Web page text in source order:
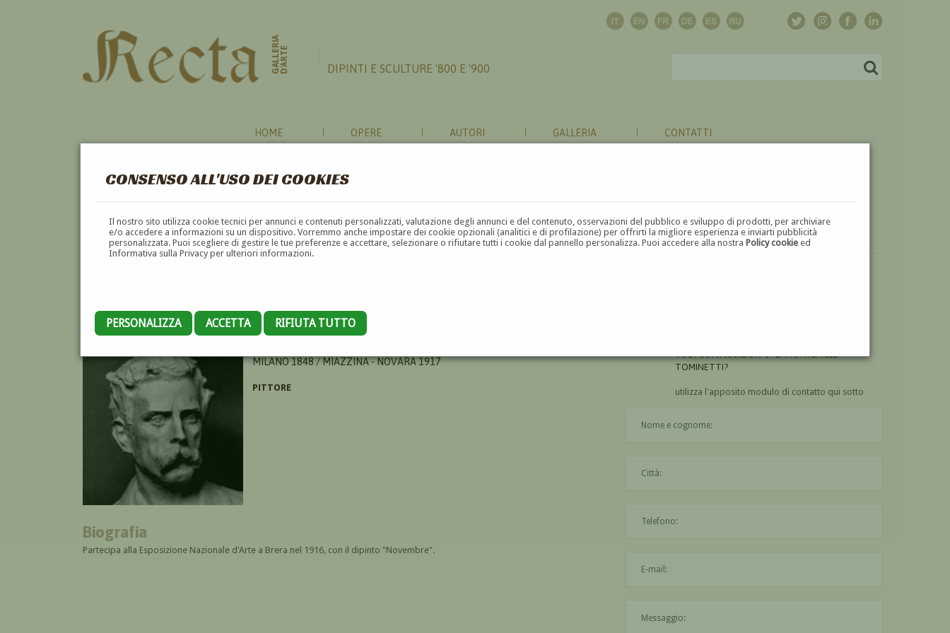
CONSENSO ALL'USO DEI COOKIES
Il nostro sito utilizza cookie tecnici per annunci e contenuti personalizzati, valutazione degli annunci e del contenuto, osservazioni del pubblico e sviluppo di prodotti, per archiviare
e/o accedere a informazioni su un dispositivo. Vorremmo anche impostare dei cookie opzionali (analitici e di profilazione) per offrirti la migliore esperienza e inviarti pubblicità
personalizzata. Puoi scegliere di gestire le tue preferenze e accettare, selezionare o rifiutare tutti i cookie dal pannello personalizza. Puoi accedere alla nostraPolicy cookie ed
Informativa sulla Privacy per ulteriori informazioni.
PERSONALIZZA ACCETTA RIFIUTA TUTTO
GALLERIAD'ARTE DIPINTI E SCULTURE '800 E '900
HOME OPERE AUTORI GALLERIA CONTATTI
ACHILLE TOMINETTI
MILANO 1848 / MIAZZINA - NOVARA 1917
PITTORE
Biografia
Partecipa alla Esposizione Nazionale d'Arte a Brera nel 1916, con il dipinto "Novembre".
VUOICOMPRAREUN'OPERA DI ACHILLE
TOMINETTI?
utilizza l'apposito modulo di contatto qui sotto